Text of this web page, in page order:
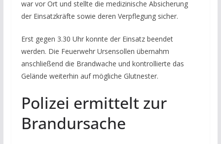
war vor Ort und stellte die medizinische Absicherung
der Einsatzkräfte sowie deren Verpflegung sicher.
Erst gegen 3.30 Uhr konnte der Einsatz beendet
werden. Die Feuerwehr Ursensollen übernahm
anschließend die Brandwache und kontrollierte das
Gelände weiterhin auf mögliche Glutnester.
Polizei ermittelt zur
Brandursache